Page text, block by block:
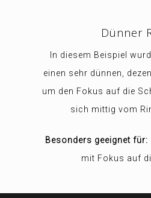
Dünner
In diesem Beispiel
einen sehr dünnen,
um den Fokus auf die
sich mittig vom
Besonders geeignet für:
mit Fokus auf